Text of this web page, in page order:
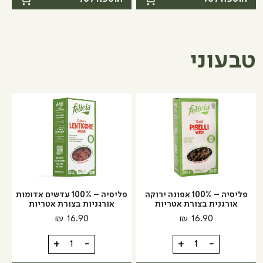
עם
פשתן
טבעוני
פליסיה – 100% אפונה ירוקה
אורגנית בצורת אטריות
₪ 16.90
-
כמות
של
+
פליסיה – 100% עדשים אדומות
אורגניות בצורת אטריות
₪ 16.90
-
כמות
של
+